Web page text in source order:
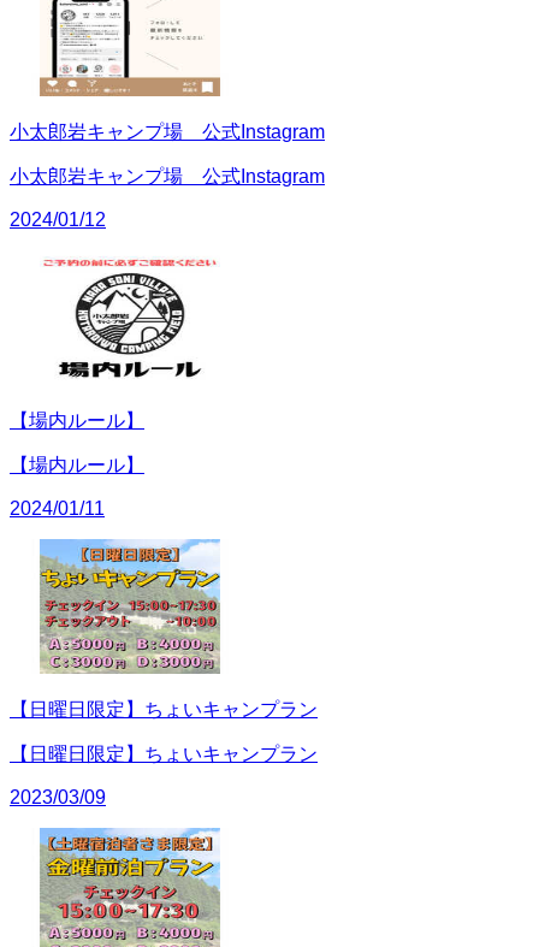
小太郎岩キャンプ場 公式Instagram
小太郎岩キャンプ場 公式Instagram
2024/01/12
【場内ルール】
【場内ルール】
2024/01/11
【日曜日限定】ちょいキャンプラン
【日曜日限定】ちょいキャンプラン
2023/03/09